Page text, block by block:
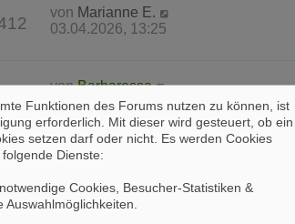
von Marianne E.
03.04.2026, 13:25
vonBarbarossa
31.03.2026, 17:23
Funktionen des Forums nutzen zu können, ist
erforderlich. Mit dieser wird gesteuert, ob ein
setzen darf oder nicht. Es werden Cookies
Dienste:
Cookies, Besucher-Statistiken &
Auswahlmöglichkeiten